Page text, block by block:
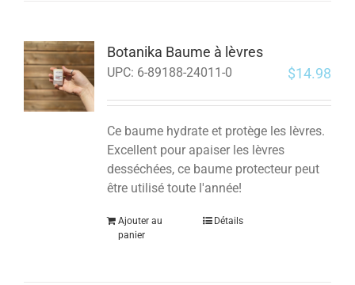
Botanika Baume à lèvres
UPC: 6-89188-24011-0 $14.98
Ce baume hydrate et protège les lèvres.
Excellent pour apaiser les lèvres
desséchées, ce baume protecteur peut
être utilisé toute l'année!
Ajouter au
panier
Détails